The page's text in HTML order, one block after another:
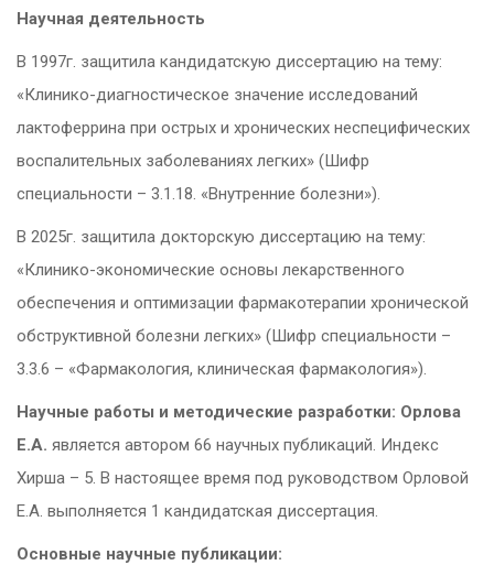
Научная деятельность
В 1997г. защитила кандидатскую диссертацию на тему:
«Клинико-диагностическое значение исследований
лактоферрина при острых и хронических неспецифических
воспалительных заболеваниях легких» (Шифр
специальности – 3.1.18. «Внутренние болезни»).
В 2025г. защитила докторскую диссертацию на тему:
«Клинико-экономические основы лекарственного
обеспечения и оптимизации фармакотерапии хронической
обструктивной болезни легких» (Шифр специальности –
3.3.6 – «Фармакология, клиническая фармакология»).
Научные работы и методические разработки: Орлова
Е.А. является автором 66 научных публикаций. Индекс
Хирша – 5. В настоящее время под руководством Орловой
Е.А. выполняется 1 кандидатская диссертация.
Основные научные публикации: